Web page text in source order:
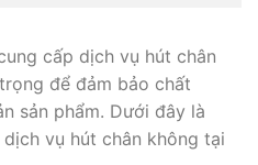
cấp dịch vụ hút chân
để đảm bảo chất
sản phẩm. Dưới đây là
vụ hút chân không tại